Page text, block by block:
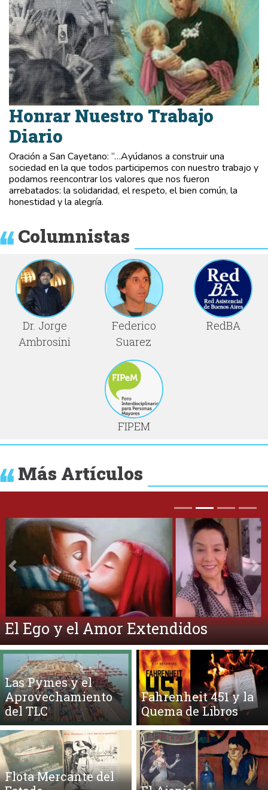
Honrar Nuestro Trabajo
Diario
Oración a San Cayetano: “…Ayúdanos a construir una
sociedad en la que todos participemos con nuestro trabajo y
podamos reencontrar los valores que nos fueron
arrebatados: la solidaridad, el respeto, el bien común, la
honestidad y la alegría.
Columnistas
Dr. Jorge
Ambrosini
Federico
Suarez
RedBA
FIPEM
Más Artículos
El Ego y el Amor Extendidos
Anterior
Las Pymes y el
Aprovechamiento
del TLC
Fahrenheit 451 y la
Quema de Libros
Flota Mercante del